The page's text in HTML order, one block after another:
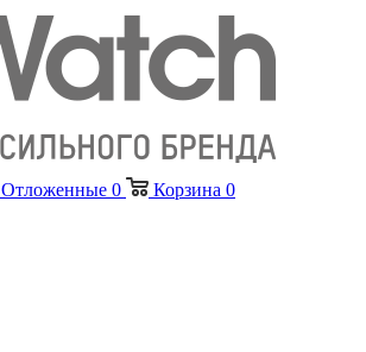
Отложенные 0 Корзина 0